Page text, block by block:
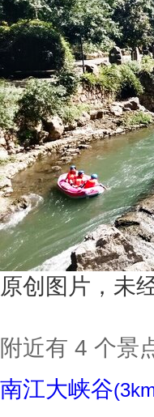
原创图片，未
附近有 4 个景
南江大峡谷